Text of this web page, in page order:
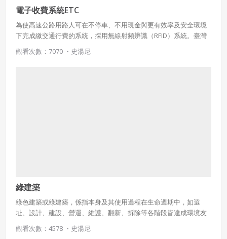
電子收費系統ETC
為使高速公路用路人可在不停車、不用現金與更有效率及安全環境
下完成繳交通行費的系統，採用無線射頻辨識（RFID）系統。臺灣
於2011年9月開始以首次安裝免費的方式推廣試用，收費門架則配合
國道轉換為計程收費，改為安裝在交流道前後的主線車道上，這種
觀看次數：7070 ・ 史湯尼
綠建築
綠色建築或綠建築，係指本身及其使用過程在生命週期中，如選
址、設計、建設、營運、維護、翻新、拆除等各階段皆達成環境友
善與資源有效運用的一種建築。換言之，綠色建築在設計上試圖從
人造建築與自然環境之間取得一個平衡點。而綠色建築的實作擴充
觀看次數：4578 ・ 史湯尼